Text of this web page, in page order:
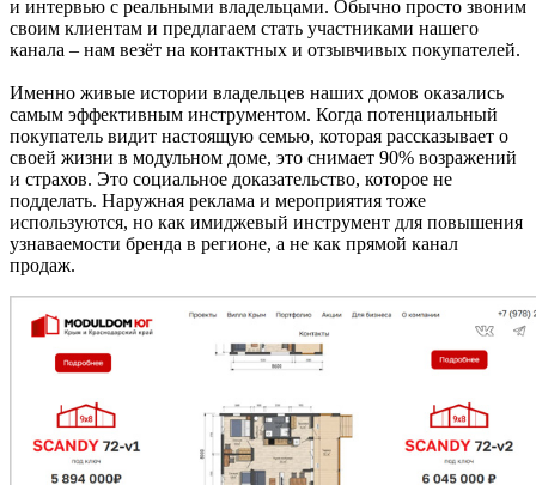
и интервью с реальными владельцами. Обычно просто звоним
своим клиентам и предлагаем стать участниками нашего
канала – нам везёт на контактных и отзывчивых покупателей.
Именно живые истории владельцев наших домов оказались
самым эффективным инструментом. Когда потенциальный
покупатель видит настоящую семью, которая рассказывает о
своей жизни в модульном доме, это снимает 90% возражений
и страхов. Это социальное доказательство, которое не
подделать. Наружная реклама и мероприятия тоже
используются, но как имиджевый инструмент для повышения
узнаваемости бренда в регионе, а не как прямой канал
продаж.